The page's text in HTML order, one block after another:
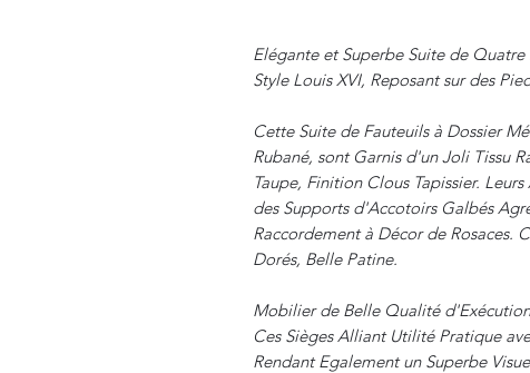
Elégante et Superbe Suite de
Style Louis XVI, Reposant sur des
Cette Suite de Fauteuils à Dossier
Rubané, sont Garnis d'un Joli Tissu
Taupe, Finition Clous Tapissier.
des Supports d'Accotoirs Galbés
Raccordement à Décor de Rosaces.
Dorés, Belle Patine.
Mobilier de Belle Qualité
Ces Sièges Alliant Utilité Pratique
Rendant Egalement un Superbe